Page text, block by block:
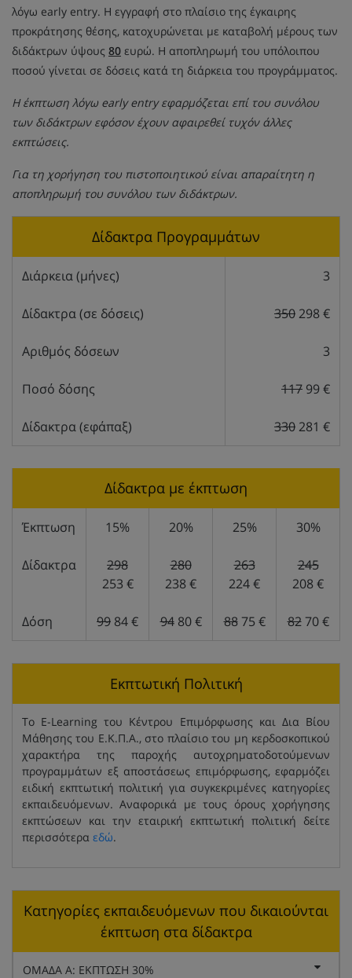
λόγω early entry. Η εγγραφή στο πλαίσιο της έγκαιρης
προκράτησης θέσης, κατοχυρώνεται με καταβολή μέρους των
διδάκτρων ύψους 80 ευρώ. Η αποπληρωμή του υπόλοιπου
ποσού γίνεται σε δόσεις κατά τη διάρκεια του προγράμματος.
Η έκπτωση λόγω early entry εφαρμόζεται επί του συνόλου
των διδάκτρων εφόσον έχουν αφαιρεθεί τυχόν άλλες
εκπτώσεις.
Για τη χορήγηση του πιστοποιητικού είναι απαραίτητη η
αποπληρωμή του συνόλου των διδάκτρων.
Δίδακτρα Προγραμμάτων
Διάρκεια (μήνες) 3
Δίδακτρα (σε δόσεις) 350298 €
Αριθμός δόσεων 3
Ποσό δόσης 117 99 €
Δίδακτρα (εφάπαξ) 330281 €
Δίδακτρα με έκπτωση
Έκπτωση 15% 20% 25% 30%
Δίδακτρα
298
253 €
280
238 €
263
224 €
245
208 €
Δόση 99 84 € 94 80 € 88 75 € 82 70 €
Εκπτωτική Πολιτική
Το E-Learning του Κέντρου Επιμόρφωσης και Δια Βίου
Μάθησης του Ε.Κ.Π.Α., στο πλαίσιο του μη κερδοσκοπικού
χαρακτήρα της παροχής αυτοχρηματοδοτούμενων
προγραμμάτων εξ αποστάσεως επιμόρφωσης, εφαρμόζει
ειδική εκπτωτική πολιτική για συγκεκριμένες κατηγορίες
εκπαιδευόμενων. Αναφορικά με τους όρους χορήγησης
εκπτώσεων και την εταιρική εκπτωτική πολιτική δείτε
περισσότερα εδώ.
Κατηγορίες εκπαιδευόμενων που δικαιούνται
έκπτωση στα δίδακτρα
ΟΜΑΔΑ Α: ΕΚΠΤΩΣΗ 30%